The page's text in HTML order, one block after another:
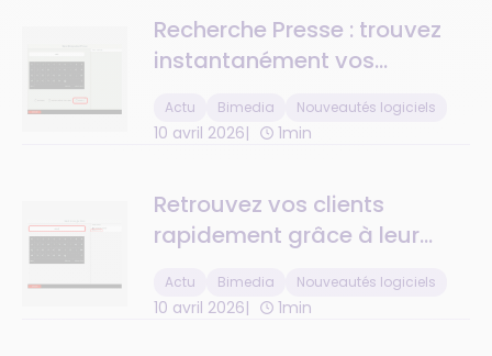
Recherche Presse : trouvez
instantanément vos
Actu Bimedia Nouveautés logiciels
10 avril 2026 1min
Retrouvez vos clients
rapidement grâce à leur
Actu Bimedia Nouveautés logiciels
10 avril 2026 1min